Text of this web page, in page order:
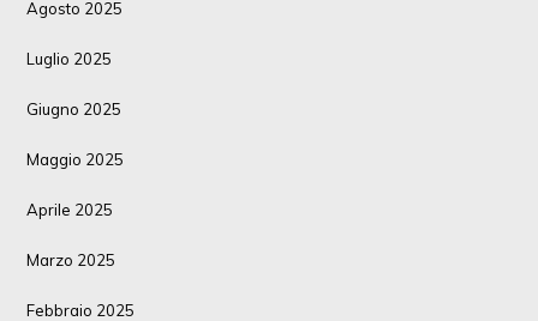
Agosto 2025
Luglio 2025
Giugno 2025
Maggio 2025
Aprile 2025
Marzo 2025
Febbraio 2025